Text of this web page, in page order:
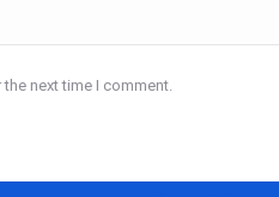
next time I comment.